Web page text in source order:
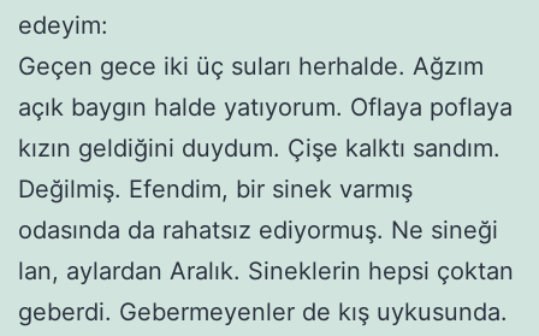
edeyim:
Geçen gece iki üç suları herhalde. Ağzım
açık baygın halde yatıyorum. Oflaya poflaya
kızın geldiğini duydum. Çişe kalktı sandım.
Değilmiş. Efendim, bir sinek varmış
odasında da rahatsız ediyormuş. Ne sineği
lan, aylardan Aralık. Sineklerin hepsi çoktan
geberdi. Gebermeyenler de kış uykusunda.